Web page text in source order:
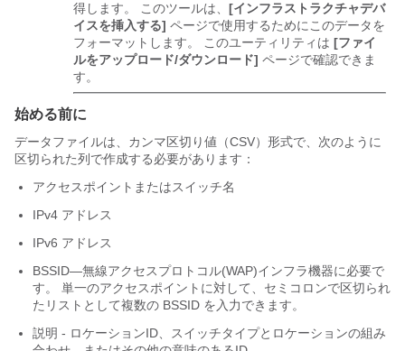
得します。 このツールは、 [インフラストラクチャデバ
イスを挿入する] ページで使用するためにこのデータを
フォーマットします。 このユーティリティは [ファイ
ルをアップロード/ダウンロード] ページで確認できま
す。
始める前に
データファイルは、カンマ区切り値（CSV）形式で、次のように
区切られた列で作成する必要があります：
アクセスポイントまたはスイッチ名
IPv4 アドレス
IPv6 アドレス
BSSID—無線アクセスプロトコル(WAP)インフラ機器に必要で
す。 単一のアクセスポイントに対して、セミコロンで区切られ
たリストとして複数の BSSID を入力できます。
説明 - ロケーションID、スイッチタイプとロケーションの組み